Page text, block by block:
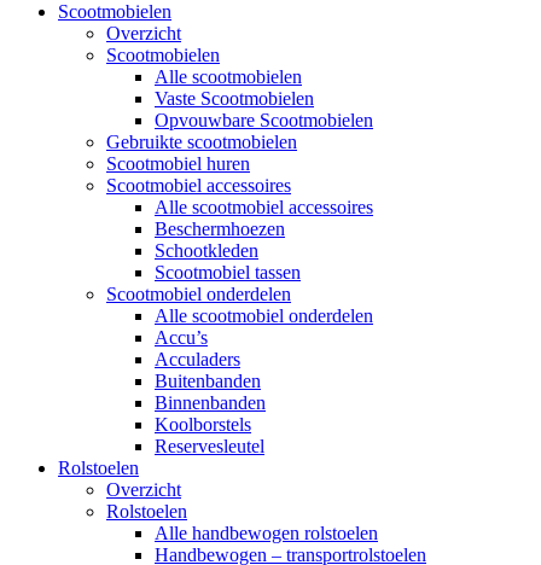
Scootmobielen
Overzicht
Scootmobielen
Alle scootmobielen
Vaste Scootmobielen
Opvouwbare Scootmobielen
Gebruikte scootmobielen
Scootmobiel huren
Scootmobiel accessoires
Alle scootmobiel accessoires
Beschermhoezen
Schootkleden
Scootmobiel tassen
Scootmobiel onderdelen
Alle scootmobiel onderdelen
Accu’s
Acculaders
Buitenbanden
Binnenbanden
Koolborstels
Reservesleutel
Rolstoelen
Overzicht
Rolstoelen
Alle handbewogen rolstoelen
Handbewogen – transportrolstoelen